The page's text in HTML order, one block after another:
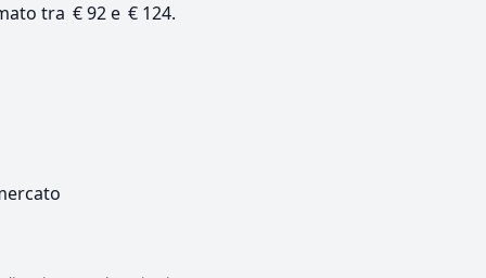
tra € 92 e € 124.